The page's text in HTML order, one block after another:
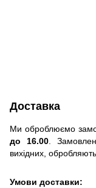
Доставка
Ми оброблюємо
до 16.00.
вихідних,
Умови доставки: